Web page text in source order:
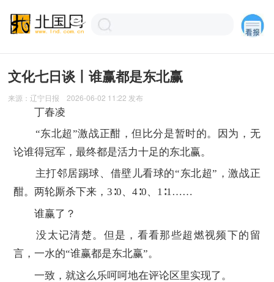
文化七日谈丨谁赢都是东北赢
来源：辽宁日报 2026-06-02 11:22 发布
丁春凌
“东北超”激战正酣，但比分是暂时的。因为，无
论谁得冠军，最终都是活力十足的东北赢。
主打邻居踢球、借壁儿看球的“东北超”，激战正
酣。两轮厮杀下来，3∶0、4∶0、1∶1……
谁赢了？
没太记清楚。但是，看看那些超燃视频下的留
言，一水的“谁赢都是东北赢”。
一致，就这么乐呵呵地在评论区里实现了。